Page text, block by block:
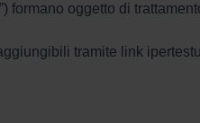
formano oggetto di
tramite link